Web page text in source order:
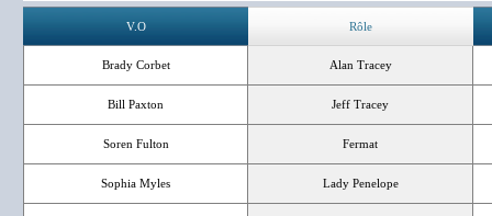
V.O Rôle
Brady Corbet Alan Tracey
Bill Paxton Jeff Tracey
Soren Fulton Fermat
Sophia Myles Lady Penelope